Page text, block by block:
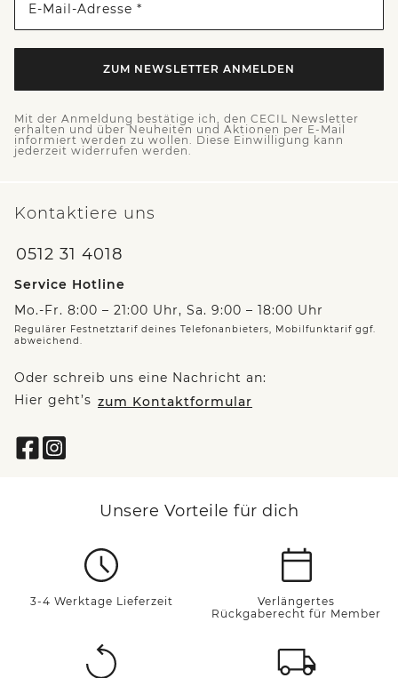
E-Mail-Adresse *
ZUM NEWSLETTER ANMELDEN
Mit der Anmeldung bestätige ich, den CECIL Newsletter
erhalten und über Neuheiten und Aktionen per E-Mail
informiert werden zu wollen. Diese Einwilligung kann
jederzeit widerrufen werden.
Kontaktiere uns
0512 31 4018
Service Hotline
Mo.-Fr. 8:00 – 21:00 Uhr, Sa. 9:00 – 18:00 Uhr
Regulärer Festnetztarif deines Telefonanbieters, Mobilfunktarif ggf.
abweichend.
Oder schreib uns eine Nachricht an:
Hier geht’s zum Kontaktformular
Unsere Vorteile für dich
3-4 Werktage Lieferzeit
Verlängertes
Rückgaberecht für Member